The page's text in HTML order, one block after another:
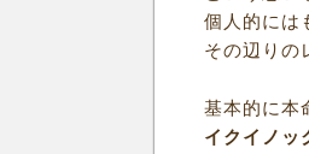
個人的には
その辺りの
基本的に本
イクイノッ